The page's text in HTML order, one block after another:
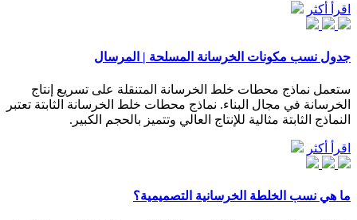
اقرأ أكثر
جدول نسب مكونات الخرسانة المسلحة | المرسال
ستعمل نماذج محطات خلط الخرسانة المتنقلة على تسريع إنتاج
الخرسانة في مجال البناء. نماذج محطات خلط الخرسانة الثابتة تعتبر
النماذج الثابتة مثالية للإنتاج العالي وتتميز بالحجم الكبير.
اقرأ أكثر
ما هي نسب الخلطة الخرسانية التصميمية؟